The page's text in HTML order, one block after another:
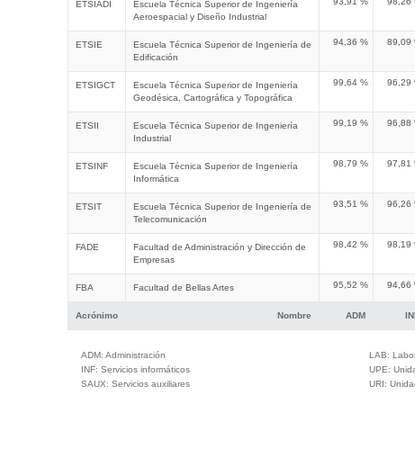
Acrónimo Nombre ADM
ETSIADI
Escuela Técnica Superior de Ingeniería
Aeroespacial y Diseño Industrial
ETSIE
Escuela Técnica Superior de Ingeniería de
Edificación
94,36 % 89,09
ETSIGCT
Escuela Técnica Superior de Ingeniería
Geodésica, Cartográfica y Topográfica
99,64 % 96,29
ETSII
Escuela Técnica Superior de Ingeniería
Industrial
99,19 % 96,88
ETSINF
Escuela Técnica Superior de Ingeniería
Informática
98,79 % 97,81
ETSIT
Escuela Técnica Superior de Ingeniería de
Telecomunicación
93,51 % 96,26
FADE
Facultad de Administración y Dirección de
Empresas
98,42 % 98,19
FBA Facultad de Bellas Artes 95,52 % 94,66
ADM: Administración
INF: Servicios informáticos
SAUX: Servicios auxiliares
LAB:
UPE:
URI: